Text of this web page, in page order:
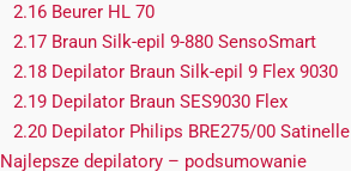
2.16 Beurer HL 70
2.17 Braun Silk-epil 9-880 SensoSmart
2.18 Depilator Braun Silk-epil 9 Flex 9030
2.19 Depilator Braun SES9030 Flex
2.20 Depilator Philips BRE275/00
Najlepsze depilatory – podsumowanie